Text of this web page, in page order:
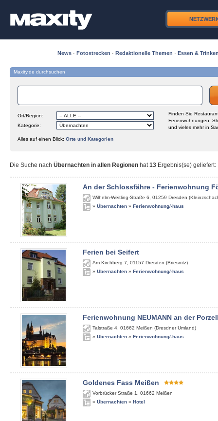
News · Fotostrecken · Redaktionelle Themen · Essen &
Maxity.de durchsuchen
Ort/Region:
Kategorie:
Finden Sie
Ferienwohnungen,
und vieles mehr in
Alles auf einen Blick: Orte und Kategorien
Die Suche nach Übernachten in allen Regionen hat13 Ergebnis(se) geliefert:
An der Schlossfähre - Ferienwohnung
Wilhelm-Weitling-Straße 6 01259 Dresden
» Übernachten » Ferienwohnung/-haus
Ferien bei Seifert
Am Kirchberg 7 01157 Dresden (Briesnitz)
» Übernachten » Ferienwohnung/-haus
Ferienwohnung NEUMANN an der
Talstraße 4 01662 Meißen (Dresdner Umland)
» Übernachten » Ferienwohnung/-haus
Goldenes Fass Meißen
Vorbrücker Straße 1 01662 Meißen
» Übernachten » Hotel